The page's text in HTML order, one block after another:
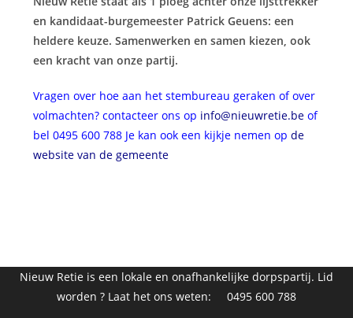
en kandidaat-burgemeester Patrick Geuens: een
heldere keuze. Samenwerken en samen kiezen, ook
een kracht van onze partij.
Vragen over hoe aan het stembureau geraken of over
volmachten? contacteer ons op info@nieuwretie.be of
bel 0495 600 788 Je kan ook een kijkje nemen op de
website van de gemeente
Nieuw Retie is een lokale en onafhankelijke dorpspartij. Lid
worden ? Laat het ons weten: 0495 600 788